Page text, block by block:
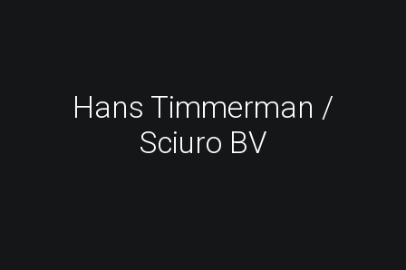
Hans Timmerman /
Sciuro BV